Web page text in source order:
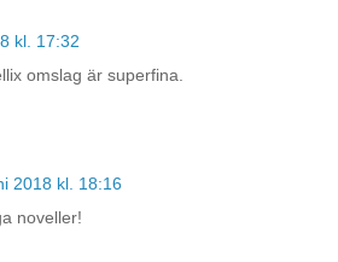
kl. 17:32
omslag är superfina.
2018 kl. 18:16
noveller!